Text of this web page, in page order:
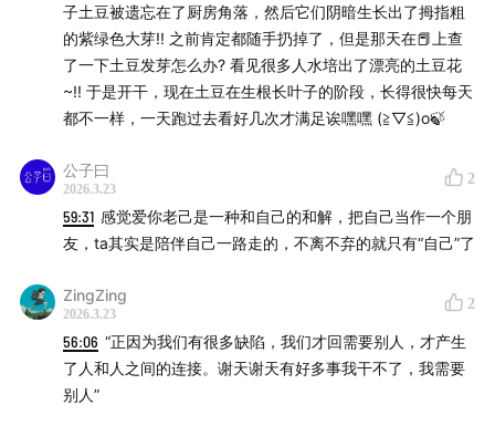
子土豆被遗忘在了厨房角落，然后它们阴暗生长出了拇指粗
的紫绿色大芽!! 之前肯定都随手扔掉了，但是那天在📕上查
了一下土豆发芽怎么办? 看见很多人水培出了漂亮的土豆花
~!! 于是开干，现在土豆在生根长叶子的阶段，长得很快每天
都不一样，一天跑过去看好几次才满足诶嘿嘿 (≧▽≦)o🍃
公子曰
2026.3.23
2
59:31 感觉爱你老己是一种和自己的和解，把自己当作一个朋
友，ta其实是陪伴自己一路走的，不离不弃的就只有“自己”了
ZingZing
2026.3.23
2
56:06 “正因为我们有很多缺陷，我们才回需要别人，才产生
了人和人之间的连接。谢天谢天有好多事我干不了，我需要
别人”